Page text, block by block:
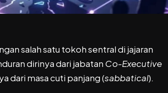
salah satu tokoh sentral di jajaran
dirinya dari jabatan Co-Executive
dari masa cuti panjang (sabbatical).